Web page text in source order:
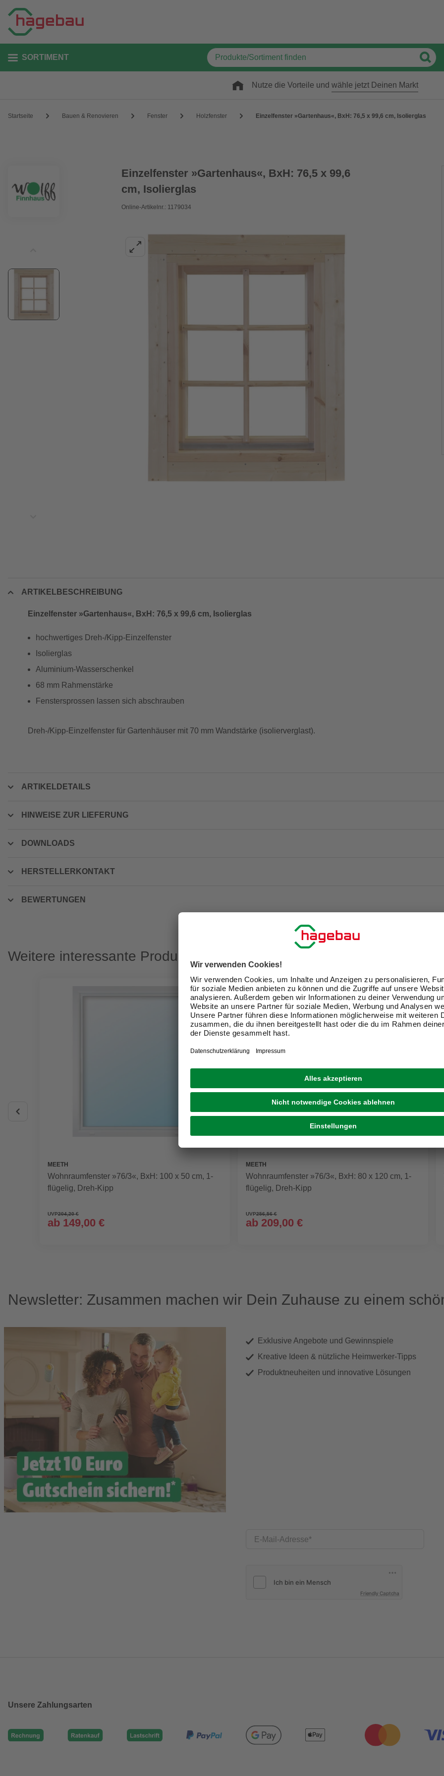
SORTIMENT
Nutze die Vorteile und wähle jetzt Deinen Markt
Startseite Bauen & Renovieren Fenster Holzfenster Einzelfenster »Gartenhaus«, BxH: 76,5 x 99,6 cm, Isolierglas
Einzelfenster »Gartenhaus«, BxH: 76,5 x 99,6
cm, Isolierglas
Online-Artikelnr.: 1179034
ARTIKELBESCHREIBUNG
Einzelfenster »Gartenhaus«, BxH: 76,5 x 99,6 cm, Isolierglas
hochwertiges Dreh-/Kipp-Einzelfenster
Isolierglas
Aluminium-Wasserschenkel
68 mm Rahmenstärke
Fenstersprossen lassen sich abschrauben
Dreh-/Kipp-Einzelfenster für Gartenhäuser mit 70 mm Wandstärke (isolierverglast).
ARTIKELDETAILS
HINWEISE ZUR LIEFERUNG
DOWNLOADS
HERSTELLERKONTAKT
BEWERTUNGEN
Weitere interessante Produkte
MEETH
Wohnraumfenster »76/3«, BxH: 100 x 50 cm, 1-
flügelig, Dreh-Kipp
UVP204,20 €
ab 149,00 €
MEETH
Wohnraumfenster »76/3«, BxH: 80 x 120 cm, 1-
flügelig, Dreh-Kipp
UVP256,56 €
ab 209,00 €
Newsletter: Zusammen machen wir Dein Zuhause zu einem
Exklusive Angebote und Gewinnspiele
Kreative Ideen & nützliche Heimwerker-Tipps
Produktneuheiten und innovative Lösungen
E-Mail-Adresse
Friendly Captcha
Unsere Zahlungsarten